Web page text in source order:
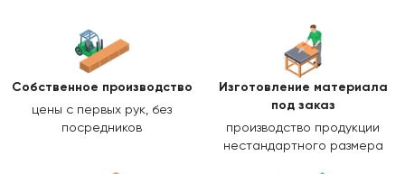
Собственное производство
цены с первых рук, без
посредников
Изготовление материала
под заказ
производство продукции
нестандартного размера